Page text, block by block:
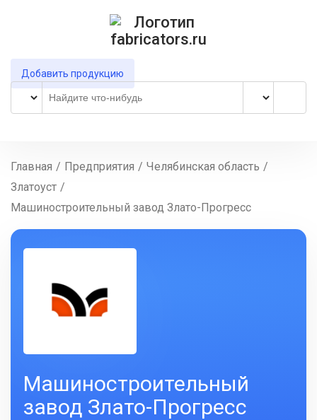
Добавить продукцию
Главная / Предприятия / Челябинская область /
Златоуст /
Машиностроительный завод Злато-Прогресс
Машиностроительный
завод Злато-Прогресс